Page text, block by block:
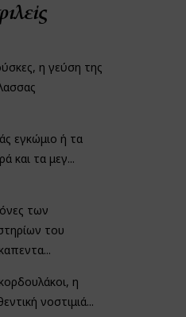
η γεύση της
εγκώμιο ή τα
και τα μεγ...
των
του
η
νοστιμιά...